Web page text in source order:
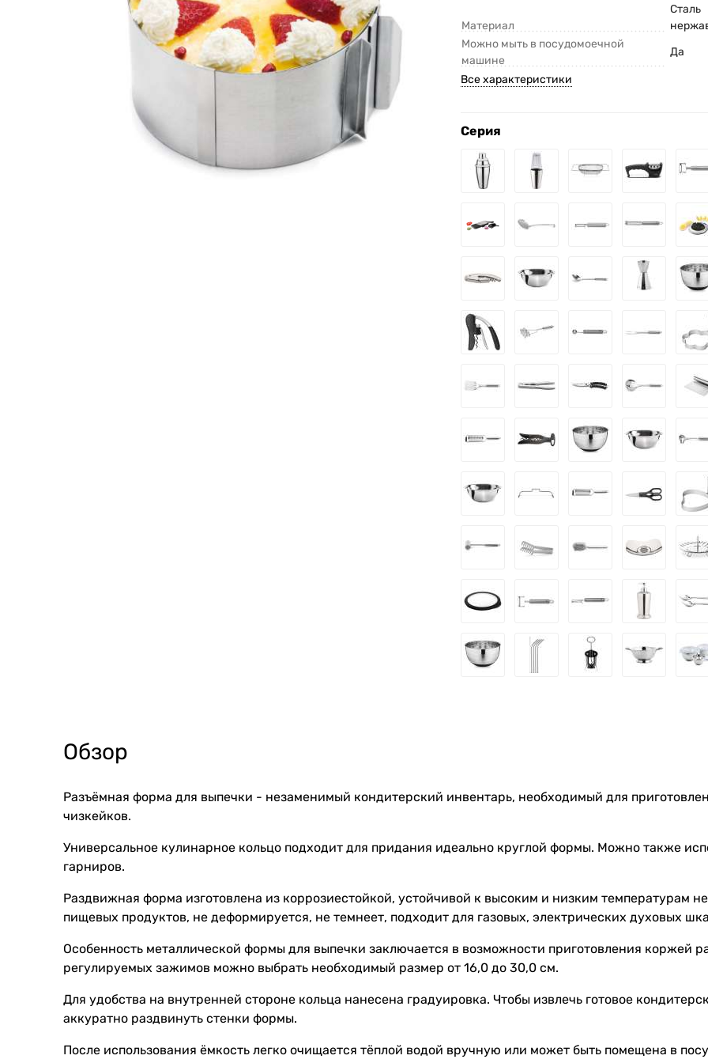
Материал
Сталь
Можно мыть в посудомоечной
машине
Да
Все характеристики
Серия
Обзор
Разъёмная форма для выпечки - незаменимый кондитерский инвентарь, необходимый для
чизкейков.
Универсальное кулинарное кольцо подходит для придания идеально круглой формы. Можно также
гарниров.
Раздвижная форма изготовлена из коррозиестойкой, устойчивой к высоким и низким температурам
пищевых продуктов, не деформируется, не темнеет, подходит для газовых, электрических духовых
Особенность металлической формы для выпечки заключается в возможности приготовления коржей
регулируемых зажимов можно выбрать необходимый размер от 16,0 до 30,0 см.
Для удобства на внутренней стороне кольца нанесена градуировка. Чтобы извлечь готовое
аккуратно раздвинуть стенки формы.
После использования ёмкость легко очищается тёплой водой вручную или может быть помещена в